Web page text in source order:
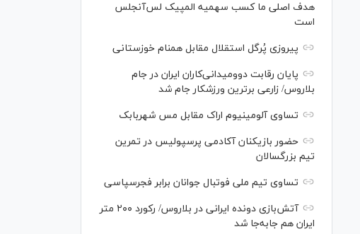
هدف اصلی ما کسب سهمیه المپیک لس‌آنجلس
است
پیروزی پُرگل استقلال مقابل همنام خوزستانی
پایان رقابت دوومیدانی‌کاران ایران در جام
بلاروس/ زارعی برترین ورزشکار جام شد
تساوی آلومینیوم اراک مقابل مس شهربابک
حضور بازیکنان آکادمی پرسپولیس در تمرین
تیم بزرگسالان
تساوی تیم ملی فوتبال جوانان برابر فجرسپاسی
آتش‌بازی دونده ایرانی در بلاروس/ رکورد ۲۰۰ متر
ایران هم جابه‌جا شد